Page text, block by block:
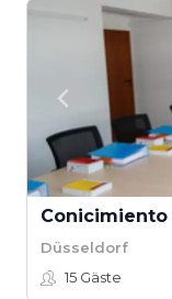
Conicimiento
Düsseldorf
15 Gäste